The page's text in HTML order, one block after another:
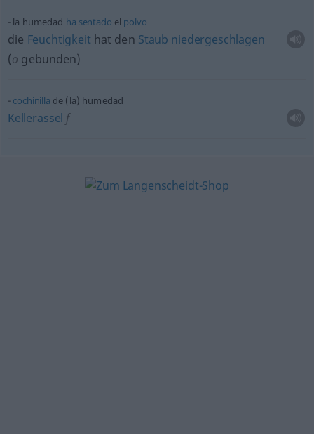
la humedad ha sentado el polvo
die Feuchtigkeit hat den Staub niedergeschlagen
(o gebunden)
cochinilla de (la) humedad
Kellerassel f